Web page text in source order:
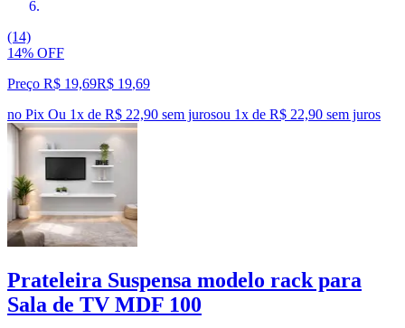
(14)
14% OFF
Preço R$ 19,69R$ 19,69
no Pix Ou 1x de R$ 22,90 sem jurosou 1x de R$ 22,90 sem juros
Prateleira Suspensa modelo rack para
Sala de TV MDF 100